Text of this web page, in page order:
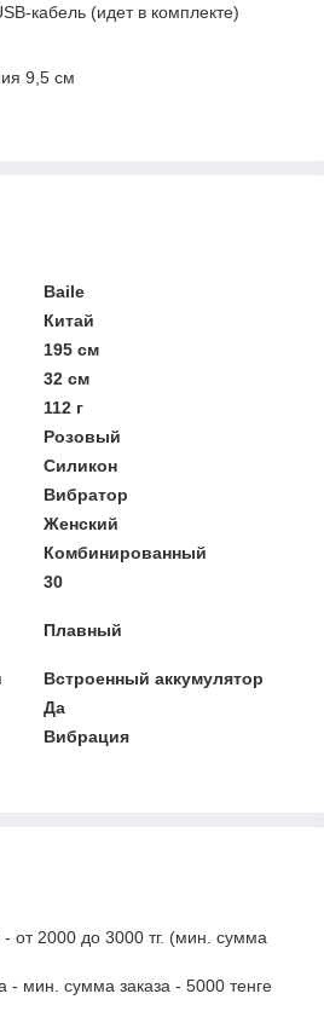
кабель (идет в комплекте)
9,5 см
Baile
Китай
195 см
32 см
112 г
Розовый
Силикон
Вибратор
Женский
Комбинированный
30
Плавный
Встроенный аккумулятор
Да
Вибрация
от 2000 до 3000 тг. (мин. сумма
- мин. сумма заказа - 5000 тенге